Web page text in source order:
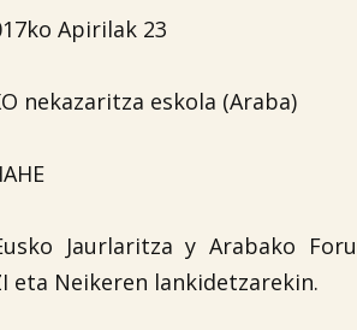
Apirilak 23
nekazaritza eskola (Araba)
Jaurlaritza y Arabako Foru
eta Neikeren lankidetzarekin.